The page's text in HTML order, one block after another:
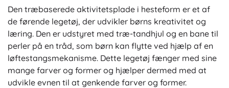
Den træbaserede aktivitetsplade i hesteform er et af
de førende legetøj, der udvikler børns kreativitet og
læring. Den er udstyret med træ-tandhjul og en bane til
perler på en tråd, som børn kan flytte ved hjælp af en
løftestangsmekanisme. Dette legetøj fænger med sine
mange farver og former og hjælper dermed med at
udvikle evnen til at genkende farver og former.